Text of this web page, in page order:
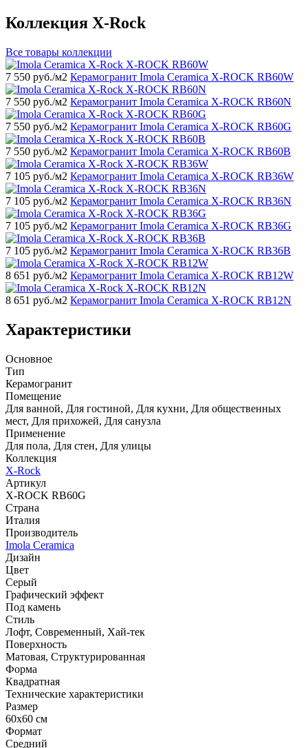
Коллекция X-Rock
Все товары коллекции
7 550 руб./м2 Керамогранит Imola Ceramica X-ROCK RB60W
7 550 руб./м2 Керамогранит Imola Ceramica X-ROCK RB60N
7 550 руб./м2 Керамогранит Imola Ceramica X-ROCK RB60G
7 550 руб./м2 Керамогранит Imola Ceramica X-ROCK RB60B
7 105 руб./м2 Керамогранит Imola Ceramica X-ROCK RB36W
7 105 руб./м2 Керамогранит Imola Ceramica X-ROCK RB36N
7 105 руб./м2 Керамогранит Imola Ceramica X-ROCK RB36G
7 105 руб./м2 Керамогранит Imola Ceramica X-ROCK RB36B
8 651 руб./м2 Керамогранит Imola Ceramica X-ROCK RB12W
8 651 руб./м2 Керамогранит Imola Ceramica X-ROCK RB12N
Характеристики
Основное
Тип
Керамогранит
Помещение
Для ванной, Для гостиной, Для кухни, Для общественных
мест, Для прихожей, Для санузла
Применение
Для пола, Для стен, Для улицы
Коллекция
X-Rock
Артикул
X-ROCK RB60G
Страна
Италия
Производитель
Imola Ceramica
Дизайн
Цвет
Серый
Графический эффект
Под камень
Стиль
Лофт, Современный, Хай-тек
Поверхность
Матовая, Структурированная
Форма
Квадратная
Технические характеристики
Размер
60x60 см
Формат
Средний